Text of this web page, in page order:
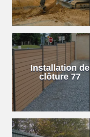
Installation de
clôture 77